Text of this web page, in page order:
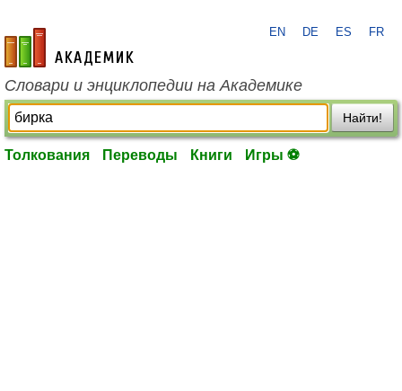
academic.ru
EN DE ES FR
Словари и энциклопедии на Академике
Найти!
Толкования Переводы Книги Игры ⚽